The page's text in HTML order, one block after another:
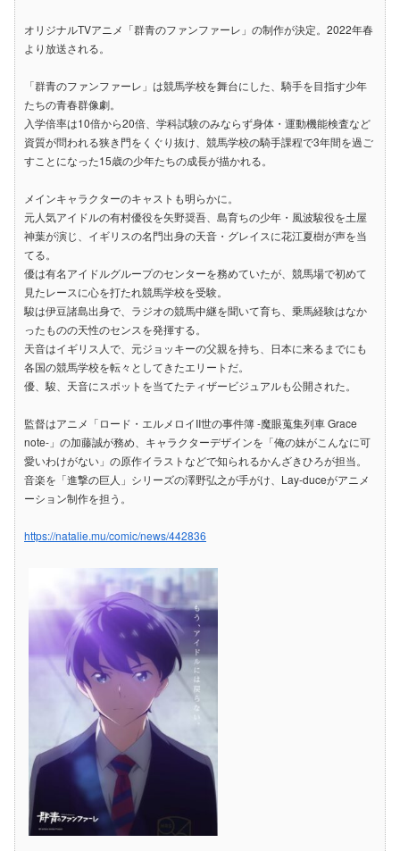
オリジナルTVアニメ「群青のファンファーレ」の制作が決定。2022年春
より放送される。
「群青のファンファーレ」は競馬学校を舞台にした、騎手を目指す少年
たちの青春群像劇。
入学倍率は10倍から20倍、学科試験のみならず身体・運動機能検査など
資質が問われる狭き門をくぐり抜け、競馬学校の騎手課程で3年間を過ご
すことになった15歳の少年たちの成長が描かれる。
メインキャラクターのキャストも明らかに。
元人気アイドルの有村優役を矢野奨吾、島育ちの少年・風波駿役を土屋
神葉が演じ、イギリスの名門出身の天音・グレイスに花江夏樹が声を当
てる。
優は有名アイドルグループのセンターを務めていたが、競馬場で初めて
見たレースに心を打たれ競馬学校を受験。
駿は伊豆諸島出身で、ラジオの競馬中継を聞いて育ち、乗馬経験はなか
ったものの天性のセンスを発揮する。
天音はイギリス人で、元ジョッキーの父親を持ち、日本に来るまでにも
各国の競馬学校を転々としてきたエリートだ。
優、駿、天音にスポットを当てたティザービジュアルも公開された。
監督はアニメ「ロード・エルメロイII世の事件簿 -魔眼蒐集列車 Grace
note-」の加藤誠が務め、キャラクターデザインを「俺の妹がこんなに可
愛いわけがない」の原作イラストなどで知られるかんざきひろが担当。
音楽を「進撃の巨人」シリーズの澤野弘之が手がけ、Lay-duceがアニメ
ーション制作を担う。
https://natalie.mu/comic/news/442836